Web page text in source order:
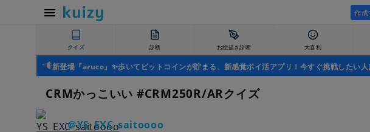
作成
クイズ 診断 お絵描き診断 大喜利
新登場『aruco』✨歩いてビットコインが貯まる、新感覚ポイ活アプリ！今すぐ挑戦したい人
CRMかっこいい #CRM250R/ARクイズ
＠YS_EXC_saitoooo